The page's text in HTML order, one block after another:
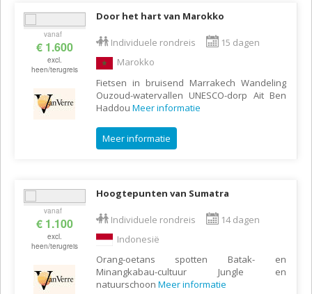
vanaf
€ 1.600
excl.
heen/terugreis
Door het hart van Marokko
Individuele rondreis
15 dagen
Marokko
Fietsen in bruisend Marrakech Wandeling
Ouzoud-watervallen UNESCO-dorp Ait Ben
Haddou Meer informatie
Meer informatie
vanaf
€ 1.100
excl.
heen/terugreis
Hoogtepunten van Sumatra
Individuele rondreis
14 dagen
Indonesië
Orang-oetans spotten Batak- en
Minangkabau-cultuur Jungle en
natuurschoon Meer informatie